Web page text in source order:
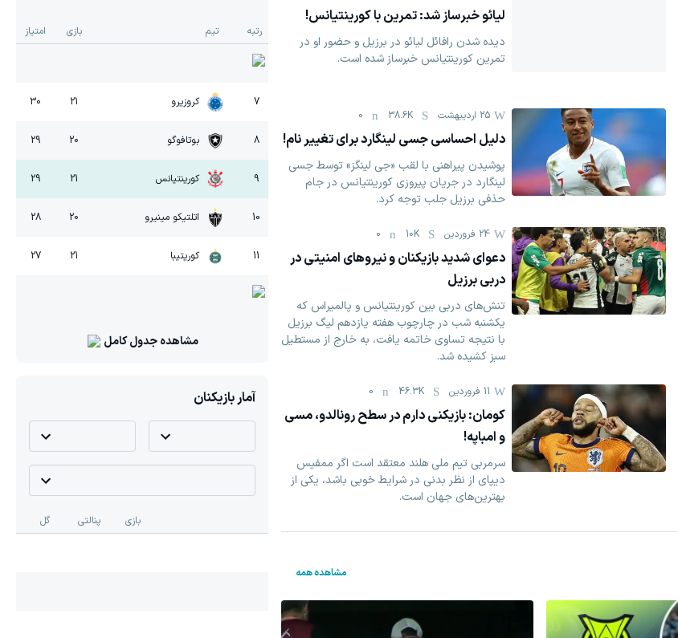
لیائو خبرساز شد: تمرین با کورینتیانس!
دیده شدن رافائل لیائو در برزیل و حضور او در
تمرین کورینتیانس خبرساز شده است.
25 اردیبهشت 38.6K
0
دلیل احساسی جسی لینگارد برای تغییر نام!
پوشیدن پیراهنی با لقب «جی لینگز» توسط جسی
لینگارد در جریان پیروزی کورینتیانس در جام
حذفی برزیل جلب توجه کرد.
24 فروردين 10K
0
دعوای شدید بازیکنان و نیروهای امنیتی در
دربی برزیل
تنش‌های دربی بین کورینتیانس و پالمیراس که
یکشنبه شب در چارچوب هفته یازدهم لیگ برزیل
با نتیجه تساوی خاتمه یافت، به خارج از مستطیل
سبز کشیده شد.
11 فروردين 46.3K
0
کومان: بازیکنی دارم در سطح رونالدو، مسی
و امباپه!
سرمربی تیم ملی هلند معتقد است اگر ممفیس
دیپای از نظر بدنی در شرایط خوبی باشد، یکی از
بهترین‌های جهان است.
مشاهده همه
رتبه تیم بازی امتیاز
7 کروزیرو 21
30
8 بوتافوگو 20
29
9 کورینتیانس 21
29
10 اتلتیکو مینیرو 20
28
11 کوریتیبا 21
27
مشاهده جدول کامل
آمار بازیکنان
بازی پنالتی گل